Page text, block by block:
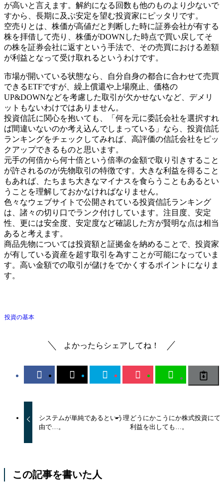
が高いと言えます。解約になる回数も他のものより少ないで
すから、長期に及ぶ安定を望む投資家にピッタリです。
空売りとは、株価が高値だと判断した時に証券会社が有する
株を拝借して売り、株価がDOWNした時点で買い戻してそ
の株を証券会社に返すという手法で、その売買における差額
が利益となって受け取れるというわけです。
市場が開いている状態なら、自分自身の都合に合わせて売買
できるETFですが、繰上償還や上場廃止、価格の
UP&DOWNなどを考慮した取引が欠かせないなど、デメリ
ットもないわけではありません。
投資信託に関心を抱いても、「何を元に委託会社を選択すれ
ば間違いないのか考え込んでしまっている」なら、投資信託
ランキングをチェックしてみれば、高評価の信託会社をピッ
クアップできるものと思います。
元手の何倍から何十倍という倍率の金額で取り引きすること
が許されるのが先物取引の特徴です。大きな利益を得ること
もあれば、たちまち大きなマイナスを食らうこともあるとい
うことを理解しておかなければなりません。
色々なウェブサイトで公開されている投資信託ランキング
は、諸々の切り口でランク付けしています。注目度、安定
性、更には安全度、安定度など確認した方が賢明な点は相当
あると考えます。
商品先物については投資額と証拠金を納めることで、投資家
が有している資産を超す取引を為すことが可能になっていま
す。高い金額での取引が儲けをでかくするポイントになりま
す。
投資の基本
よかったらシェアしてね！
システムが単純であるという理
由で…。
どうにかこうにか株式投資にて
利益を出しても…。
この記事を書いた人